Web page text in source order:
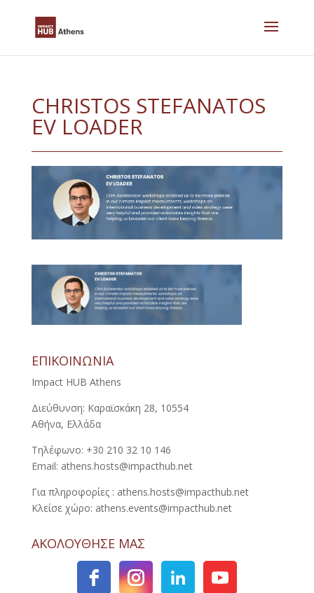
CHRISTOS STEFANATOS
EV LOADER
ΕΠΙΚΟΙΝΩΝΙΑ
Impact HUB Athens
Διεύθυνση: Καραϊσκάκη 28, 10554
Αθήνα, Ελλάδα
Τηλέφωνο: +30 210 32 10 146
Email: athens.hosts@impacthub.net
Για πληροφορίες : athens.hosts@impacthub.net
Κλείσε χώρο: athens.events@impacthub.net
ΑΚΟΛΟΥΘΗΣΕ ΜΑΣ